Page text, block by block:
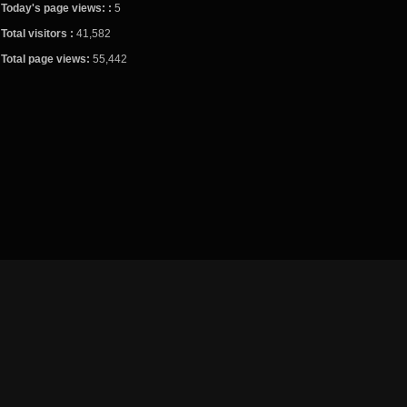
Today's page views: : 5
Total visitors : 41,582
Total page views: 55,442